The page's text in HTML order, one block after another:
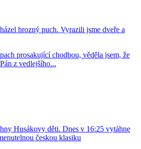
hrozný puch. Vyrazili jsme dveře a
prosakující chodbou, věděla jsem, že
z vedlejšího...
Husákovy děti. Dnes v 16:25 vytáhne
českou klasiku